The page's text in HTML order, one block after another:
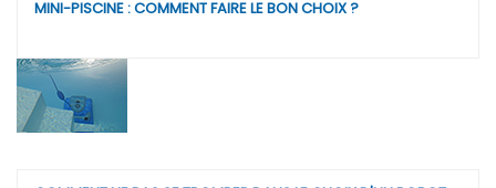
MINI-PISCINE : COMMENT FAIRE LE BON CHOIX ?